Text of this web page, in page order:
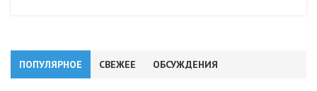
ПОПУЛЯРНОЕ СВЕЖЕЕ ОБСУЖДЕНИЯ